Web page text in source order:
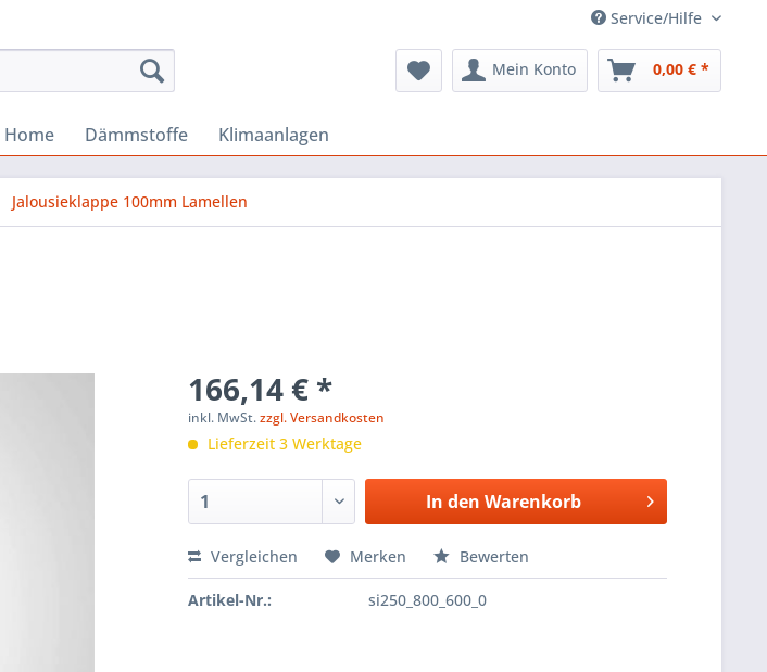
Service/Hilfe
Mein Konto 0,00 € *
Dämmstoffe Klimaanlagen
Jalousieklappe 100mm Lamellen
166,14 € *
inkl. MwSt.zzgl. Versandkosten
Lieferzeit 3 Werktage
In den Warenkorb
Vergleichen Merken Bewerten
Artikel-Nr.: si250_800_600_0